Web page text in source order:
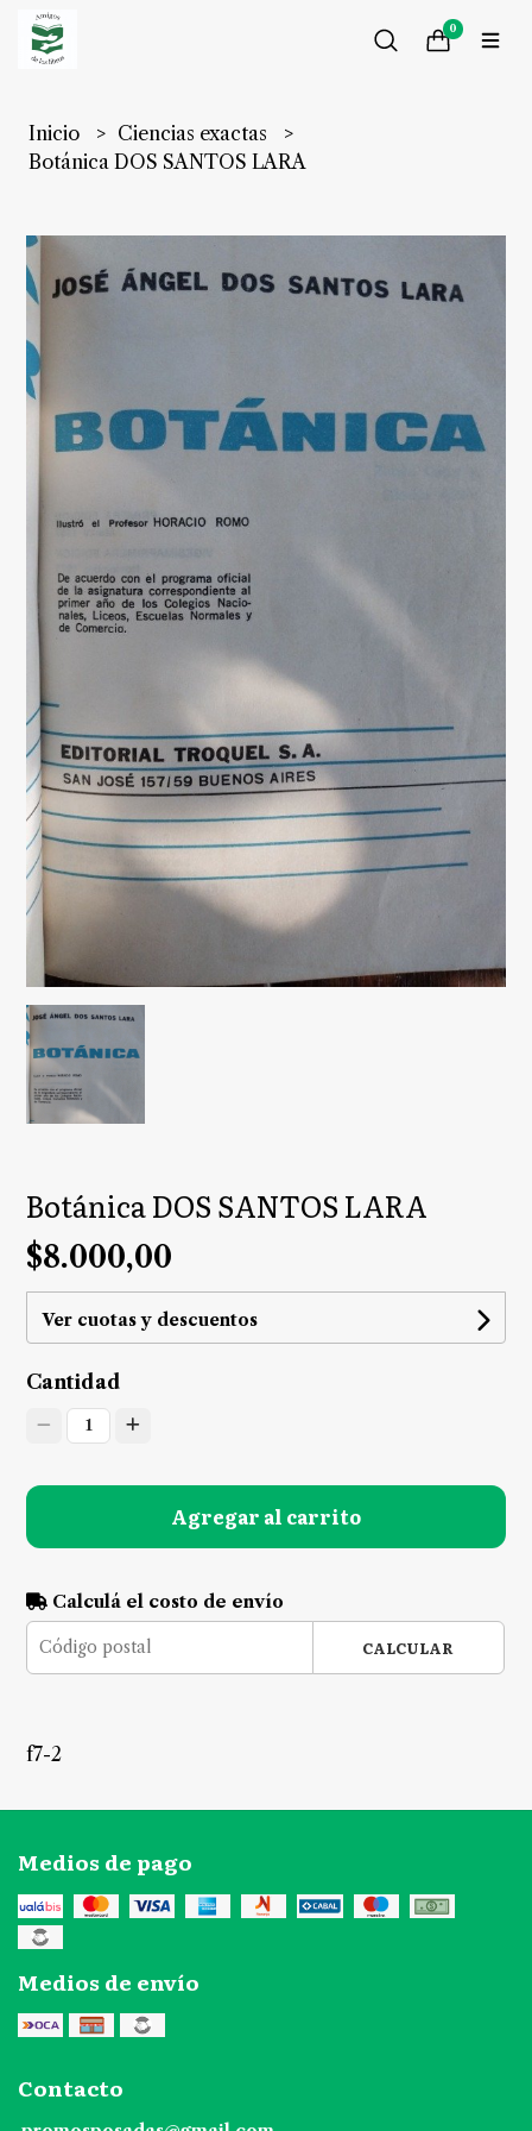
0
Inicio
Ciencias exactas
Botánica DOS SANTOS LARA
Botánica DOS SANTOS LARA
$8.000,00
Ver cuotas y descuentos
Cantidad
1
Agregar al carrito
Calculá el costo de envío
CALCULAR
f7-2
Medios de pago
Medios de envío
Contacto